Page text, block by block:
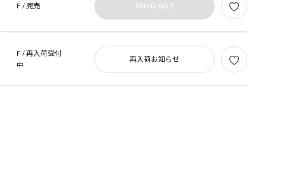
F /完売 SOLD OUT
F /再入荷受付
中
再入荷お知らせ